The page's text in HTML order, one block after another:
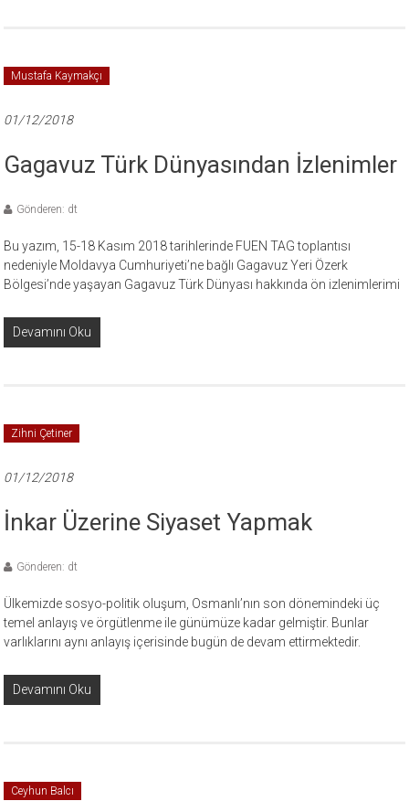
Mustafa Kaymakçı
01/12/2018
Gagavuz Türk Dünyasından İzlenimler
Gönderen: dt
Bu yazım, 15-18 Kasım 2018 tarihlerinde FUEN TAG toplantısı
nedeniyle Moldavya Cumhuriyeti’ne bağlı Gagavuz Yeri Özerk
Bölgesi’nde yaşayan Gagavuz Türk Dünyası hakkında ön izlenimlerimi
Devamını Oku
Zihni Çetiner
01/12/2018
İnkar Üzerine Siyaset Yapmak
Gönderen: dt
Ülkemizde sosyo-politik oluşum, Osmanlı’nın son dönemindeki üç
temel anlayış ve örgütlenme ile günümüze kadar gelmiştir. Bunlar
varlıklarını aynı anlayış içerisinde bugün de devam ettirmektedir.
Devamını Oku
Ceyhun Balcı